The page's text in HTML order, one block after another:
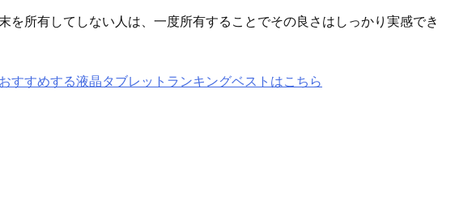
を所有してしない人は、一度所有することでその良さはしっかり実感でき
すすめする液晶タブレットランキングベストはこちら